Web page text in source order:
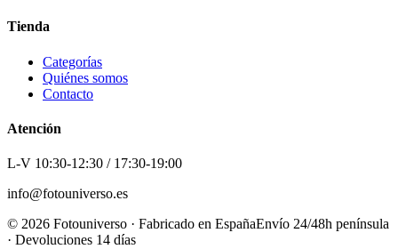
Tienda
Categorías
Quiénes somos
Contacto
Atención
L-V 10:30-12:30 / 17:30-19:00
info@fotouniverso.es
© 2026 Fotouniverso · Fabricado en EspañaEnvío 24/48h península
· Devoluciones 14 días